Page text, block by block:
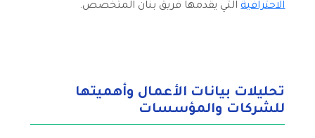
الاحترافيةالتي يقدمها فريق بنان المتخصص.
تحليلات بيانات الأعمال وأهميتها
للشركات والمؤسسات